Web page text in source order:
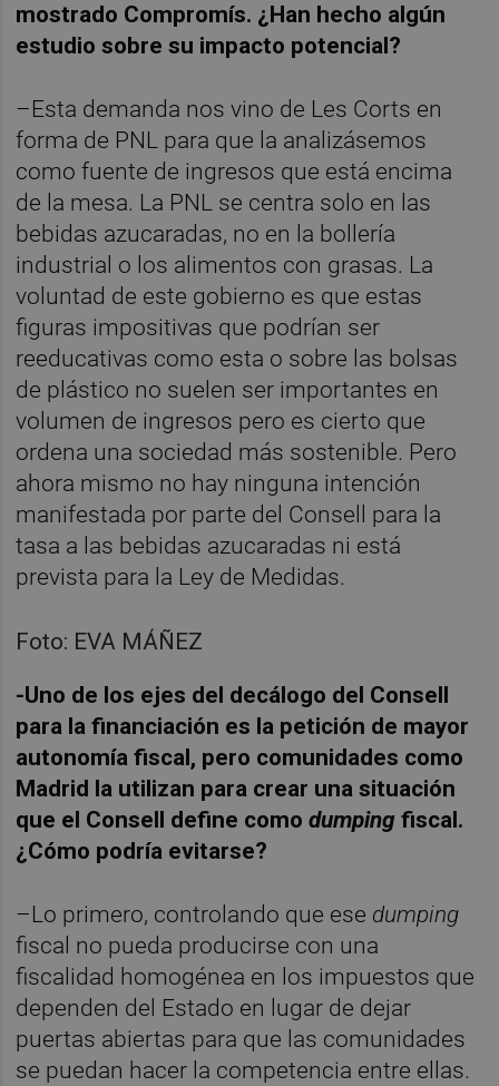
mostrado Compromís. ¿Han hecho algún
estudio sobre su impacto potencial?
–Esta demanda nos vino de Les Corts en
forma de PNL para que la analizásemos
como fuente de ingresos que está encima
de la mesa. La PNL se centra solo en las
bebidas azucaradas, no en la bollería
industrial o los alimentos con grasas. La
voluntad de este gobierno es que estas
figuras impositivas que podrían ser
reeducativas como esta o sobre las bolsas
de plástico no suelen ser importantes en
volumen de ingresos pero es cierto que
ordena una sociedad más sostenible. Pero
ahora mismo no hay ninguna intención
manifestada por parte del Consell para la
tasa a las bebidas azucaradas ni está
prevista para la Ley de Medidas.
Foto: EVA MÁÑEZ
-Uno de los ejes del decálogo del Consell
para la financiación es la petición de mayor
autonomía fiscal, pero comunidades como
Madrid la utilizan para crear una situación
que el Consell define comodumping fiscal.
¿Cómo podría evitarse?
–Lo primero, controlando que ese dumping
fiscal no pueda producirse con una
fiscalidad homogénea en los impuestos que
dependen del Estado en lugar de dejar
puertas abiertas para que las comunidades
se puedan hacer la competencia entre ellas.